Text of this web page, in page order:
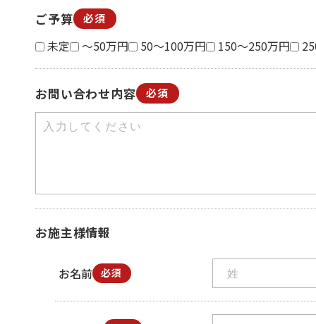
ご予算 必須
未定 ～50万円 50～100万円 150～250万円
お問い合わせ内容 必須
お施主様情報
お名前 必須